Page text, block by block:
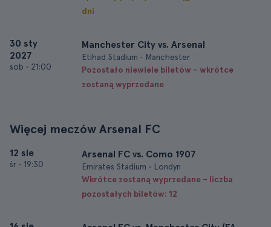
dni
30 sty
2027
sob • 21:00
Manchester City vs. Arsenal
Etihad Stadium • Manchester
Pozostało niewiele biletów – wkrótce
zostaną wyprzedane
Więcej meczów Arsenal FC
12 sie
śr • 19:30
Arsenal FC vs. Como 1907
Emirates Stadium • Londyn
Wkrótce zostaną wyprzedane – liczba
pozostałych biletów: 12